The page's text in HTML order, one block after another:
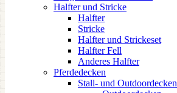
Halfter und Stricke
Halfter
Stricke
Halfter und Strickeset
Halfter Fell
Anderes Halfter
Pferdedecken
Stall- und Outdoordecken